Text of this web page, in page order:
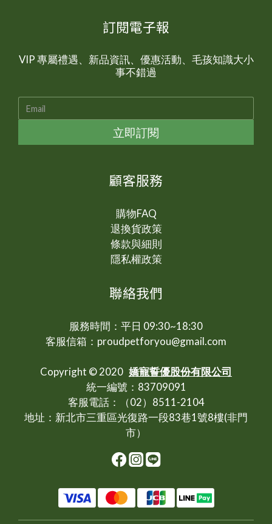
訂閱電子報
VIP 專屬禮遇、新品資訊、優惠活動、毛孩知識大小
事不錯過
立即訂閱
顧客服務
購物FAQ
退換貨政策
條款與細則
隱私權政策
聯絡我們
服務時間：平日 09:30~18:30
客服信箱：proudpetforyou@gmail.com
Copyright © 2020 嬌寵誓優股份有限公司
統一編號：83709091
客服電話：（02）8511-2104
地址：新北市三重區光復路一段83巷1號8樓(非門
市）